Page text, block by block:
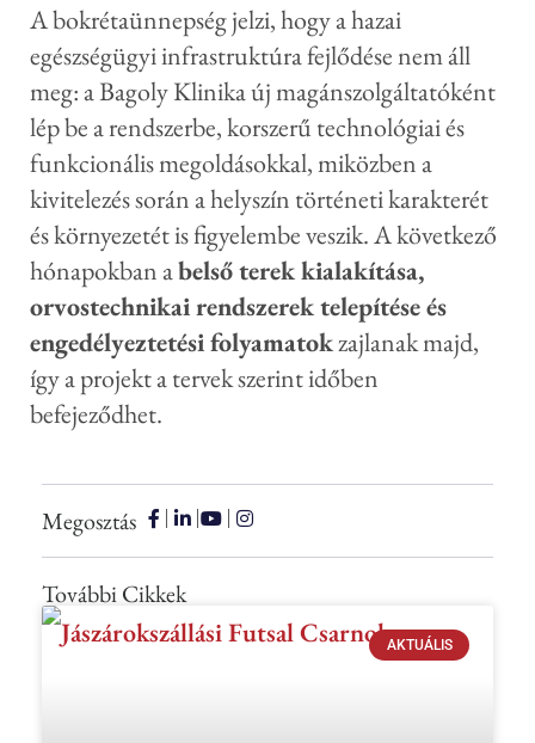
A bokrétaünnepség jelzi, hogy a hazai
egészségügyi infrastruktúra fejlődése nem áll
meg: a Bagoly Klinika új magánszolgáltatóként
lép be a rendszerbe, korszerű technológiai és
funkcionális megoldásokkal, miközben a
kivitelezés során a helyszín történeti karakterét
és környezetét is figyelembe veszik. A következő
hónapokban abelső terek kialakítása,
orvostechnikai rendszerek telepítése és
engedélyeztetési folyamatokzajlanak majd,
így a projekt a tervek szerint időben
befejeződhet.
Megosztás
További Cikkek
AKTUÁLIS